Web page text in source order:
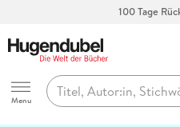
100 Tage
Hugendubel
Menu